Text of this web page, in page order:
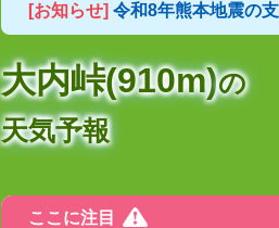
[お知らせ] 令和8年熊本地震の
大内峠(910m)の
天気予報
ここに注目